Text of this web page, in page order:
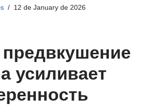
12 de January de 2026
усиливает